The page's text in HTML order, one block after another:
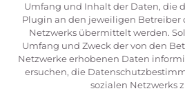
Umfang und Inhalt der Daten, die
Plugin an den jeweiligen Betreiber
Netzwerks übermittelt werden.
Umfang und Zweck der von den
Netzwerke erhobenen Daten
ersuchen, die
sozialen Netzwerks